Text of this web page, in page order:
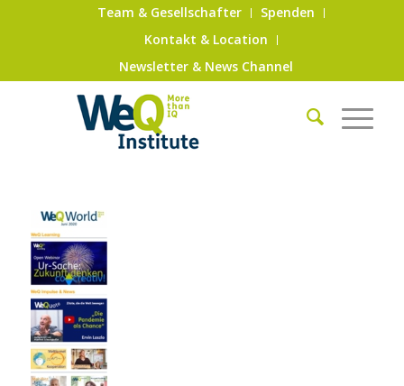
Team & Gesellschafter
Spenden
Kontakt & Location
Newsletter & News Channel